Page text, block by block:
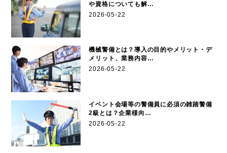
や資格についても解…
2026-05-22
機械警備とは？導入の目的やメリット・デ
メリット、業務内容…
2026-05-22
イベント会場等の警備員に必須の雑踏警備
2級とは？企業様向…
2026-05-22